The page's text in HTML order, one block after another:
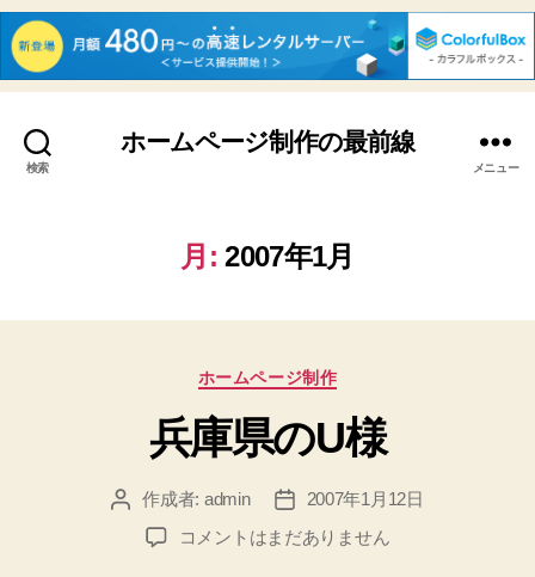
検索
ホームページ制作の最前線
メニュー
月: 2007年1月
カ
ゴ
リ
ホームページ制作
兵庫県のU様
投 作成者: admin
投
稿
2007年1月12日
兵
コメントはまだありません